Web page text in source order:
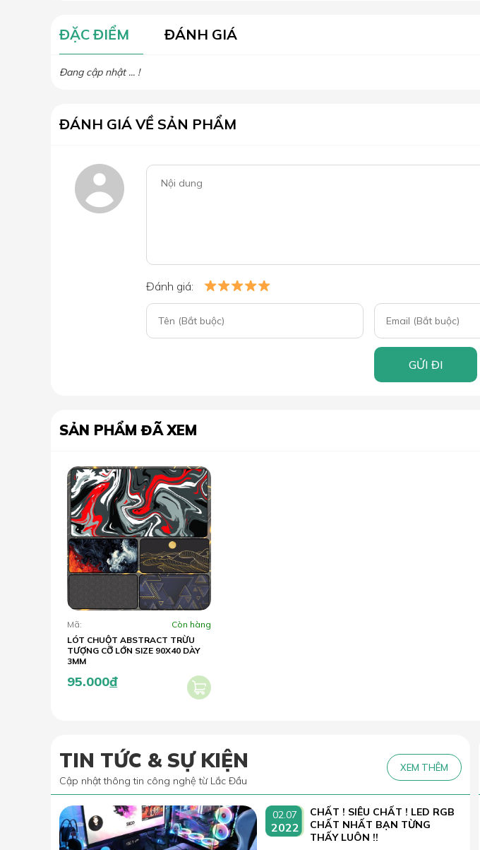
ĐẶC ĐIỂM ĐÁNH GIÁ
Đang cập nhật ... !
ĐÁNH GIÁ VỀ SẢN PHẨM
Đánh giá:
GỬI ĐI
SẢN PHẨM ĐÃ XEM
Mã:
Còn hàng
LÓT CHUỘT ABSTRACT TRỪU
TƯỢNG CỠ LỚN SIZE 90X40 DÀY
3MM
95.000đ
TIN TỨC & SỰ KIỆN
Cập nhật thông tin công nghệ từ Lắc Đầu
XEM THÊM
02.07
2022
CHẤT ! SIÊU CHẤT ! LED RGB
CHẤT NHẤT BẠN TỪNG
THẤY LUÔN !!